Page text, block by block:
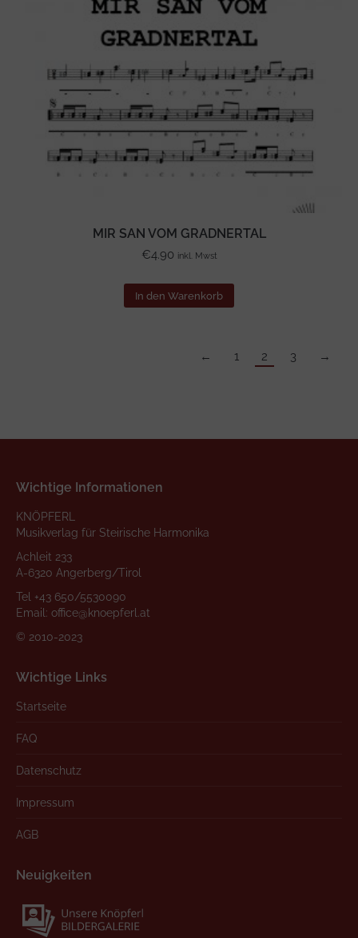
MIR SAN VOM GRADNERTAL
€4.90 inkl. Mwst
In den Warenkorb
← 1 2 3 →
Wichtige Informationen
KNÖPFERL
Musikverlag für Steirische Harmonika
Achleit 233
A-6320 Angerberg/Tirol
Tel +43 650/5530090
Email: office@knoepferl.at
© 2010-2023
Wichtige Links
Startseite
FAQ
Datenschutz
Impressum
AGB
Neuigkeiten